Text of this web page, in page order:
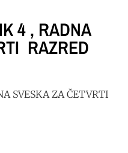
4 , RADNA
RAZRED
SVESKA ZA ČETVRTI